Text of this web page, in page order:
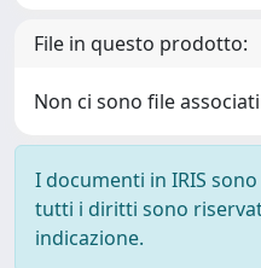
File in questo prodotto:
Non ci sono file
I documenti in IRIS
tutti i diritti sono
indicazione.